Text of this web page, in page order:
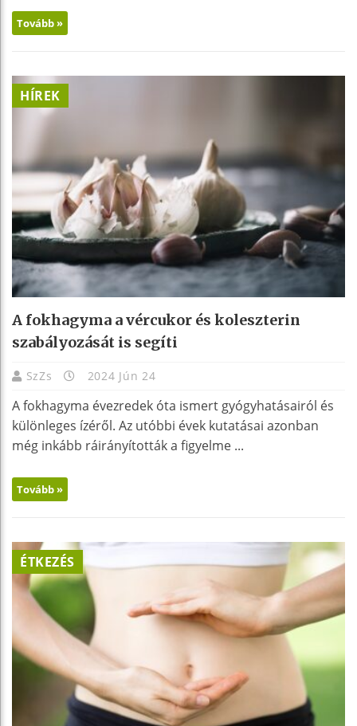
Tovább »
HÍREK
A fokhagyma a vércukor és koleszterin
szabályozását is segíti
SzZs 2024 Jún 24
A fokhagyma évezredek óta ismert gyógyhatásairól és
különleges ízéről. Az utóbbi évek kutatásai azonban
még inkább ráirányították a figyelme ...
Tovább »
ÉTKEZÉS